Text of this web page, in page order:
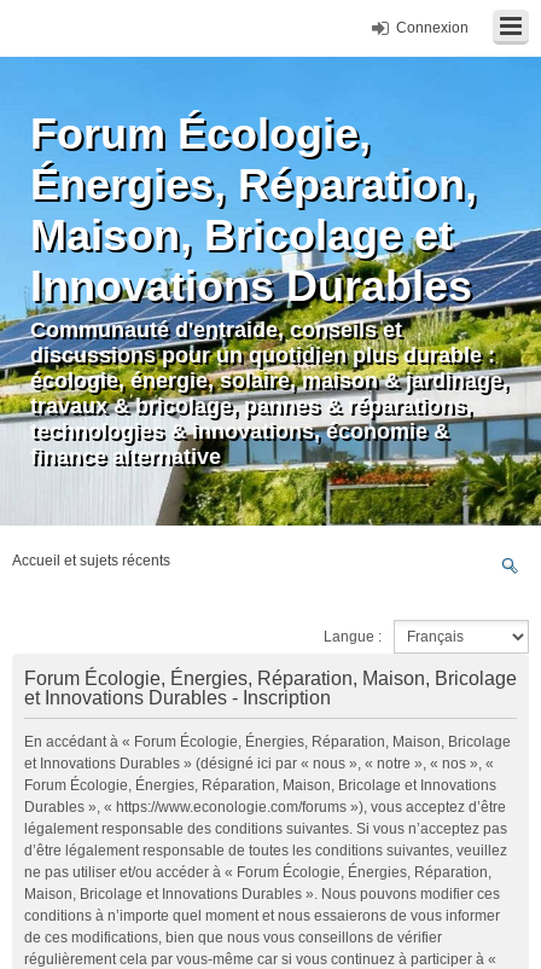
Connexion
Forum Écologie,
Énergies, Réparation,
Maison, Bricolage et
Innovations Durables
Communauté d'entraide, conseils et
discussions pour un quotidien plus durable :
écologie, énergie, solaire, maison & jardinage,
travaux & bricolage, pannes & réparations,
technologies & innovations, économie &
finance alternative
Accueil et sujets récents
Langue :
Forum Écologie, Énergies, Réparation, Maison, Bricolage
et Innovations Durables - Inscription
En accédant à « Forum Écologie, Énergies, Réparation, Maison, Bricolage
et Innovations Durables » (désigné ici par « nous », « notre », « nos », «
Forum Écologie, Énergies, Réparation, Maison, Bricolage et Innovations
Durables », « https://www.econologie.com/forums »), vous acceptez d’être
légalement responsable des conditions suivantes. Si vous n’acceptez pas
d’être légalement responsable de toutes les conditions suivantes, veuillez
ne pas utiliser et/ou accéder à « Forum Écologie, Énergies, Réparation,
Maison, Bricolage et Innovations Durables ». Nous pouvons modifier ces
conditions à n’importe quel moment et nous essaierons de vous informer
de ces modifications, bien que nous vous conseillons de vérifier
régulièrement cela par vous-même car si vous continuez à participer à «